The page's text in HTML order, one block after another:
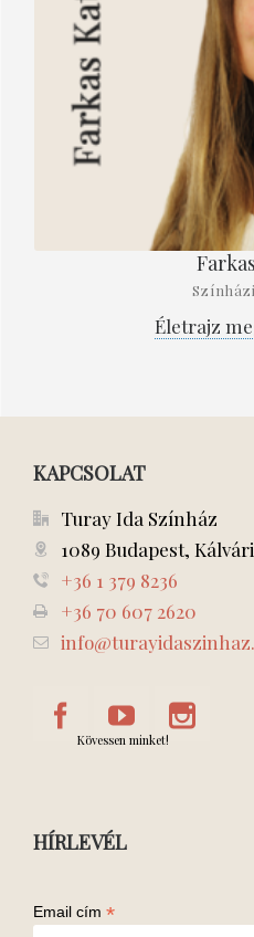
Életrajz
KAPCSOLAT
Turay Ida Színház
1089 Budapest,
+36 1 379 8236
+36 70 607 2620
Kövessen minket!
HÍRLEVÉL
Email cím *